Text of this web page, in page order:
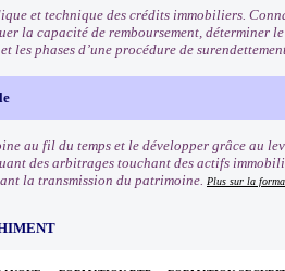
et technique des crédits immobiliers.
la capacité de remboursement, déterminer
les phases d’une procédure de
au fil du temps et le développer grâce au
des arbitrages touchant des actifs
la transmission du patrimoine. Plus sur la